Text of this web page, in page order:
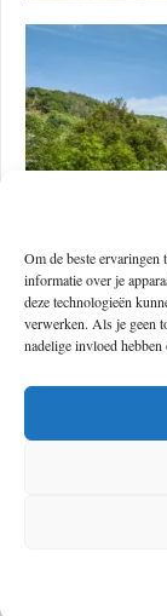
Om de beste
informatie over je
deze technologieën
verwerken. Als je geen
nadelige invloed